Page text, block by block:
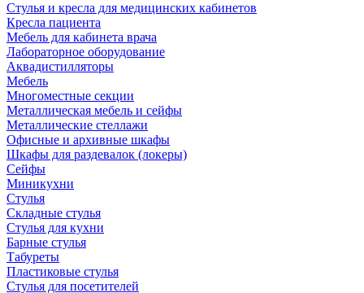
Стулья и кресла для медицинских кабинетов
Кресла пациента
Мебель для кабинета врача
Лабораторное оборудование
Аквадистилляторы
Мебель
Многоместные секции
Металлическая мебель и сейфы
Металлические стеллажи
Офисные и архивные шкафы
Шкафы для раздевалок (локеры)
Сейфы
Миникухни
Стулья
Складные стулья
Стулья для кухни
Барные стулья
Табуреты
Пластиковые стулья
Стулья для посетителей